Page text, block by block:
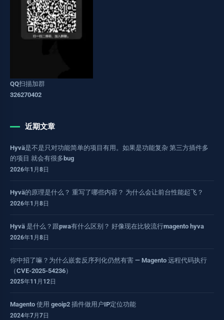
QQ扫描加群
326270402
近期文章
Hyvä是不是只对功能简单的项目有用。如果是功能复杂 第三方插件多
的项目 就会有很多bug
2026年1月8日
Hyvä的原理是什么？ 重写了哪些内容？ 为什么会让前台性能起飞？
2026年1月8日
Hyvä 是什么？跟pwa有什么区别？ 好像现在比较流行magento hyva
2026年1月8日
你中招了嘛？为什么嵌套反序列化仍然有害 — Magento 远程代码执行
（CVE-2025-54236）
2025年11月12日
Magento 使用 geoip2 插件做用户IP定位功能
2024年7月7日